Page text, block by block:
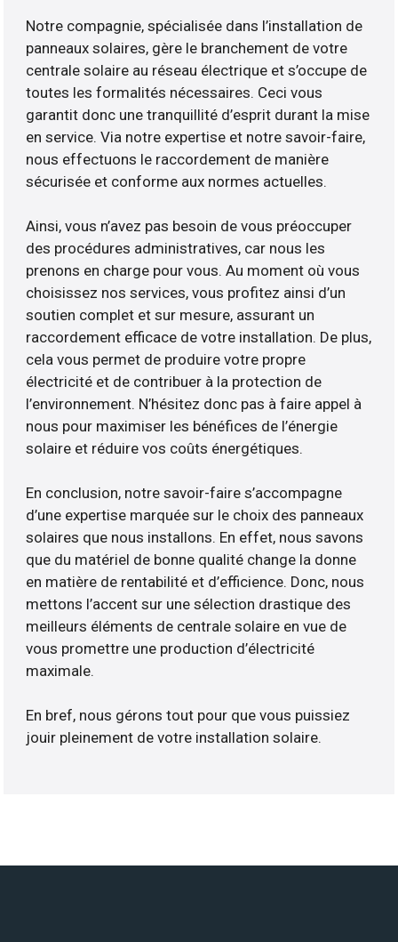
Notre compagnie, spécialisée dans l’installation de
panneaux solaires, gère le branchement de votre
centrale solaire au réseau électrique et s’occupe de
toutes les formalités nécessaires. Ceci vous
garantit donc une tranquillité d’esprit durant la mise
en service. Via notre expertise et notre savoir-faire,
nous effectuons le raccordement de manière
sécurisée et conforme aux normes actuelles.
Ainsi, vous n’avez pas besoin de vous préoccuper
des procédures administratives, car nous les
prenons en charge pour vous. Au moment où vous
choisissez nos services, vous profitez ainsi d’un
soutien complet et sur mesure, assurant un
raccordement efficace de votre installation. De plus,
cela vous permet de produire votre propre
électricité et de contribuer à la protection de
l’environnement. N’hésitez donc pas à faire appel à
nous pour maximiser les bénéfices de l’énergie
solaire et réduire vos coûts énergétiques.
En conclusion, notre savoir-faire s’accompagne
d’une expertise marquée sur le choix des panneaux
solaires que nous installons. En effet, nous savons
que du matériel de bonne qualité change la donne
en matière de rentabilité et d’efficience. Donc, nous
mettons l’accent sur une sélection drastique des
meilleurs éléments de centrale solaire en vue de
vous promettre une production d’électricité
maximale.
En bref, nous gérons tout pour que vous puissiez
jouir pleinement de votre installation solaire.